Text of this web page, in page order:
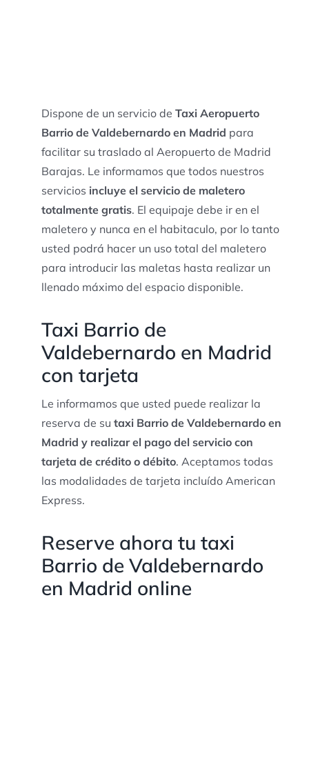
Dispone de un servicio de Taxi Aeropuerto
Barrio de Valdebernardo en Madrid para
facilitar su traslado al Aeropuerto de Madrid
Barajas. Le informamos que todos nuestros
servicios incluye el servicio de maletero
totalmente gratis. El equipaje debe ir en el
maletero y nunca en el habitaculo, por lo tanto
usted podrá hacer un uso total del maletero
para introducir las maletas hasta realizar un
llenado máximo del espacio disponible.
Taxi Barrio de
Valdebernardo en Madrid
con tarjeta
Le informamos que usted puede realizar la
reserva de su taxi Barrio de Valdebernardo en
Madrid y realizar el pago del servicio con
tarjeta de crédito o débito. Aceptamos todas
las modalidades de tarjeta incluído American
Express.
Reserve ahora tu taxi
Barrio de Valdebernardo
en Madrid online